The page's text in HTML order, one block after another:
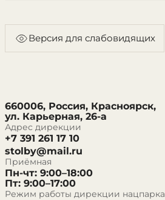
Версия для слабовидящих
660006, Россия, Красноярск,
ул. Карьерная, 26-а
Адрес дирекции
+7 391 261 17 10
stolby@mail.ru
Приёмная
Пн-чт: 9:00–18:00
Пт: 9:00–17:00
Режим работы дирекции нацпарка